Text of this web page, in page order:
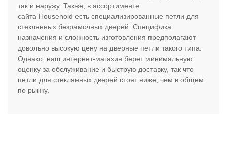
так и наружу. Также, в ассортименте
сайта Household есть специализированные петли для
стеклянных безрамочных дверей. Специфика
назначения и сложность изготовления предполагают
довольно высокую цену на дверные петли такого типа.
Однако, наш интернет-магазин берет минимальную
оценку за обслуживание и быструю доставку, так что
петли для стеклянных дверей стоят ниже, чем в общем
по рынку.